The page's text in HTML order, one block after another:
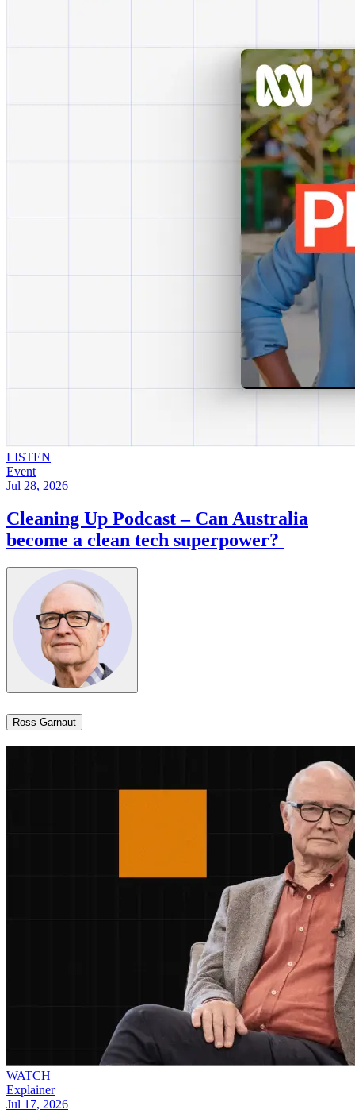
LISTEN
Event
Jul 28, 2026
Cleaning Up Podcast – Can Australia
become a clean tech superpower? ​​​​‌ ‍ ​‍​‍‌‍ ‌ ​‍‌‍‍‌‌‍‌ ‌‍‍‌‌‍ ‍​‍​‍​ ‍‍​‍​‍‌ ​ ‌‍​‌‌‍ ‍‌‍‍‌‌ ‌​‌ ‍‌​‍ ‍‌‍‍‌‌‍ ​‍​‍​‍ ​​‍​‍‌‍‍​‌ ​‍‌‍‌‌‌‍‌‍​‍​‍​ ‍‍​‍​‍‌‍‍​‌ ‌​‌ ‌​‌ ​​​ ‍‍​‍ ​‍ ‌‍ ​‌‍ ‌‍​ ‌‍​‌‌‍ ​‌‍‍​‌‍ ‌ ​ ‌ ‌​​ ‍‍​ ​ ​ ​ ​ ​ ​ ​ ​‍ ‌‍‍‌‌‍ ‍‌ ‌​‌‍‌‌‌‍ ‍‌ ‌​​‍ ‌‍‌‌‌‍‌​‌‍‍‌‌ ‌​​‍ ‌‍ ‌‌‍ ‌‍‌​‌‍‌‌​ ‌‌ ​​‌ ​‍‌‍‌‌‌ ​ ‌‍‌‌‌‍ ‍‌ ‌​‌‍​‌‌ ‌​‌‍‍‌‌‍ ‌‍ ‍​ ‍ ‌‍‍‌‌‍‌​​ ‌​ ‌‍​ ‌‌‌‍​ ‌‍​ ​ ‍​​ ‌ ‌‍​ ​ ​ ​‍ ‌​ ​ ‌‍‌‌‌‍​ ‌‍​‌​‍ ‌​ ‌​​ ​‌‌‍‌​​ ‌ ​‍ ‌‌‍​‍‌‍‌​​ ​​​ ​​​‍ ‌‌‍‌‌‌‍​ ​ ‌​‌‍​ ‌‍​ ​ ‌ ​ ​‌‌‍​ ​ ​‌‌‍‌‌​ ‌​​ ‌‍​ ‍ ‌ ‌​‌ ‍‌‌ ​​‌‍‌‌​ ‌‌‍ ‍‌‍‌‌‌ ‌ ‌ ​ ​ ‍ ‌ ​​‌‍​‌‌ ‌​‌‍‍​​ ‌‌ ‌​‌‍‍‌‌ ‌​‌‍ ​‌‍‌‌​ ‌‍​‍‌‍​‌‌ ​ ‌‍‌‌‌‌‌‌‌ ​‍‌‍ ​​ ‌‌‍‍​‌ ‌​‌ ‌​‌ ​​​‍‌‌​ ​ ‌​​‌​‍‌‌​ ​‍‌​‌‍​‍‌‌​ ​‍‌​‌‍‌‍ ​‌‍ ‌‍​ ‌‍​‌‌‍ ​‌‍‍​‌‍ ‌ ​ ‌ ‌​​‍‌‌​ ​ ‌​​‌​ ​ ​ ​ ​ ​ ​ ​ ​‍‌‍‌‍‍‌‌‍‌​​ ‌​ ‌‍​ ‌‌‌‍​ ‌‍​ ​ ‍​​ ‌ ‌‍​ ​ ​ ​‍ ‌​ ​ ‌‍‌‌‌‍​ ‌‍​‌​‍ ‌​ ‌​​ ​‌‌‍‌​​ ‌ ​‍ ‌‌‍​‍‌‍‌​​ ​​​ ​​​‍ ‌‌‍‌‌‌‍​ ​ ‌​‌‍​ ‌‍​ ​ ‌ ​ ​‌‌‍​ ​ ​‌‌‍‌‌​ ‌​​ ‌‍​‍‌‍‌ ‌​‌ ‍‌‌ ​​‌‍‌‌​ ‌‌‍ ‍‌‍‌‌‌ ‌ ‌ ​ ​‍‌‍‌ ​​‌‍​‌‌ ‌​‌‍‍​​ ‌‌ ‌​‌‍‍‌‌ ‌​‌‍ ​‌‍‌‌​‍‌‍‌ ​​‌‍‌‌‌ ​‍‌ ​ ‌ ​​‌‍‌‌‌‍​ ‌ ‌​‌‍‍‌‌ ‌‍‌‍‌‌​ ‌‌ ​​‌ ‌‌‌‍​‍‌‍ ​‌‍‍‌‌ ​ ‌‍‍​‌‍‌‌‌‍‌​​‍​‍‌ ‌
Ross Garnaut​​​​‌ ‍ ​‍​‍‌‍ ‌ ​‍‌‍‍‌‌‍‌ ‌‍‍‌‌‍ ‍​‍​‍​ ‍‍​‍​‍‌ ​ ‌‍​‌‌‍ ‍‌‍‍‌‌ ‌​‌ ‍‌​‍ ‍‌‍‍‌‌‍ ​‍​‍​‍ ​​‍​‍‌‍‍​‌ ​‍‌‍‌‌‌‍‌‍​‍​‍​ ‍‍​‍​‍‌‍‍​‌ ‌​‌ ‌​‌ ​​​ ‍‍​‍ ​‍ ‌‍ ​‌‍ ‌‍​ ‌‍​‌‌‍ ​‌‍‍​‌‍ ‌ ​ ‌ ‌​​ ‍‍​ ​ ​ ​ ​ ​ ​ ​ ​‍ ‌‍‍‌‌‍ ‍‌ ‌​‌‍‌‌‌‍ ‍‌ ‌​​‍ ‌‍‌‌‌‍‌​‌‍‍‌‌ ‌​​‍ ‌‍ ‌‌‍ ‌‍‌​‌‍‌‌​ ‌‌ ​​‌ ​‍‌‍‌‌‌ ​ ‌‍‌‌‌‍ ‍‌ ‌​‌‍​‌‌ ‌​‌‍‍‌‌‍ ‌‍ ‍​ ‍ ‌‍‍‌‌‍‌​​ ‌‌‍​‌​ ​ ‌‍‌‌‌‍​‌‌‍‌‍‌‍​‍​ ‌‌​ ​ ​‍ ‌‌‍​‌​ ‌‌​ ‌​​ ​‍​‍ ‌​ ‌​​ ​‌‌‍​‌​ ‌​​‍ ‌​ ‍​‌‍‌‍‌‍‌​‌‍‌‍​‍ ‌​ ​‍​ ​ ​ ‍​‌‍​ ‌‍​ ​ ‌‍​ ‍‌‌‍​‌​ ​ ‌‍‌​​ ​‍‌‍‌‌​ ‍ ‌ ‌​‌ ‍‌‌ ​​‌‍‌‌​ ‌‌‍​‌‌ ‌‌‌ ‌​‌‍‍​‌‍ ‌ ​‍​ ‍ ‌ ​​‌‍​‌‌ ‌​‌‍‍​​ ‌‌‍ ‍‌‍​‌‌‍ ‌‌‍‌‌​ ‌‍​‍‌‍​‌‌ ​ ‌‍‌‌‌‌‌‌‌ ​‍‌‍ ​​ ‌‌‍‍​‌ ‌​‌ ‌​‌ ​​​‍‌‌​ ​ ‌​​‌​‍‌‌​ ​‍‌​‌‍​‍‌‌​ ​‍‌​‌‍‌‍ ​‌‍ ‌‍​ ‌‍​‌‌‍ ​‌‍‍​‌‍ ‌ ​ ‌ ‌​​‍‌‌​ ​ ‌​​‌​ ​ ​ ​ ​ ​ ​ ​ ​‍‌‍‌‍‍‌‌‍‌​​ ‌‌‍​‌​ ​ ‌‍‌‌‌‍​‌‌‍‌‍‌‍​‍​ ‌‌​ ​ ​‍ ‌‌‍​‌​ ‌‌​ ‌​​ ​‍​‍ ‌​ ‌​​ ​‌‌‍​‌​ ‌​​‍ ‌​ ‍​‌‍‌‍‌‍‌​‌‍‌‍​‍ ‌​ ​‍​ ​ ​ ‍​‌‍​ ‌‍​ ​ ‌‍​ ‍‌‌‍​‌​ ​ ‌‍‌​​ ​‍‌‍‌‌​‍‌‍‌ ‌​‌ ‍‌‌ ​​‌‍‌‌​ ‌‌‍​‌‌ ‌‌‌ ‌​‌‍‍​‌‍ ‌ ​‍​‍‌‍‌ ​​‌‍​‌‌ ‌​‌‍‍​​ ‌‌‍ ‍‌‍​‌‌‍ ‌‌‍‌‌​‍‌‍‌ ​​‌‍‌‌‌ ​‍‌ ​ ‌ ​​‌‍‌‌‌‍​ ‌ ‌​‌‍‍‌‌ ‌‍‌‍‌‌​ ‌‌ ​​‌ ‌‌‌‍​‍‌‍ ​‌‍‍‌‌ ​ ‌‍‍​‌‍‌‌‌‍‌​​‍​‍‌ ‌
WATCH
Explainer
Jul 17, 2026